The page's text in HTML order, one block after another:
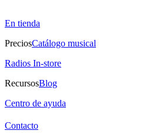
En tienda
PreciosCatálogo musical
Radios In-store
RecursosBlog
Centro de ayuda
Contacto